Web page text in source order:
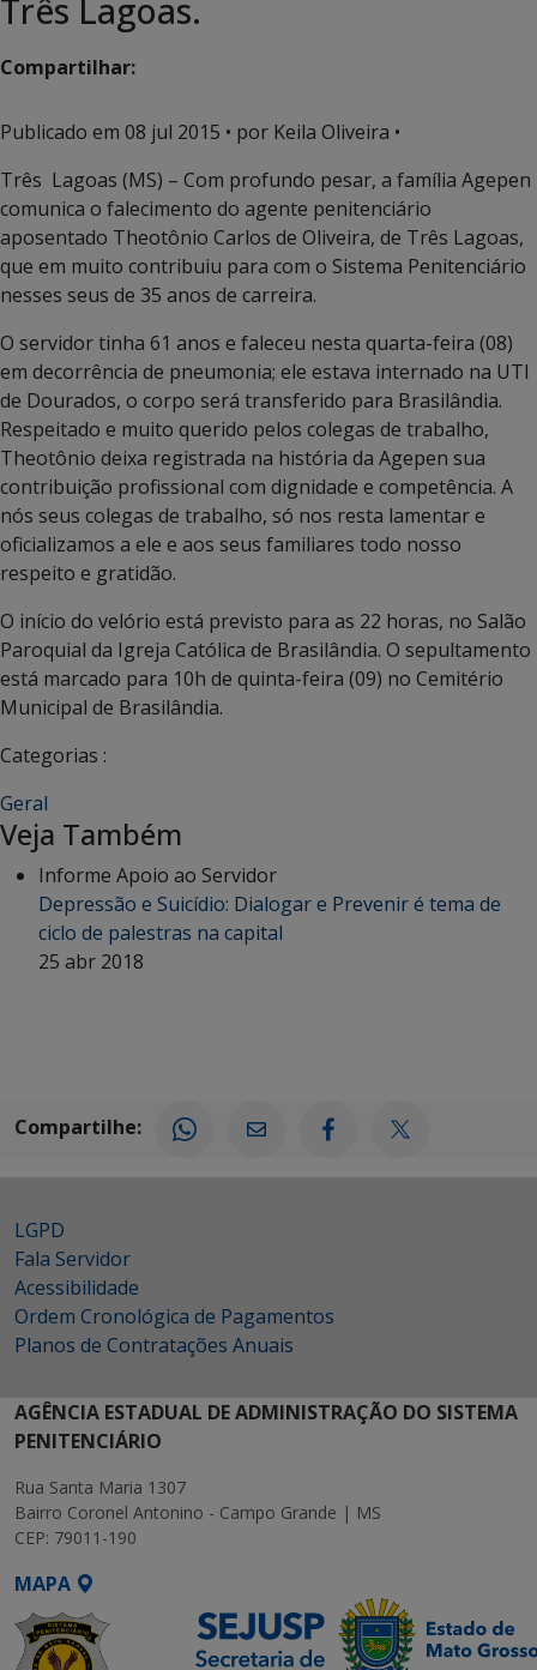
Três Lagoas.
Compartilhar:
Publicado em 08 jul 2015 • por Keila Oliveira •
Três Lagoas (MS) – Com profundo pesar, a família Agepen
comunica o falecimento do agente penitenciário
aposentado Theotônio Carlos de Oliveira, de Três Lagoas,
que em muito contribuiu para com o Sistema Penitenciário
nesses seus de 35 anos de carreira.
O servidor tinha 61 anos e faleceu nesta quarta-feira (08)
em decorrência de pneumonia; ele estava internado na UTI
de Dourados, o corpo será transferido para Brasilândia.
Respeitado e muito querido pelos colegas de trabalho,
Theotônio deixa registrada na história da Agepen sua
contribuição profissional com dignidade e competência. A
nós seus colegas de trabalho, só nos resta lamentar e
oficializamos a ele e aos seus familiares todo nosso
respeito e gratidão.
O início do velório está previsto para as 22 horas, no Salão
Paroquial da Igreja Católica de Brasilândia. O sepultamento
está marcado para 10h de quinta-feira (09) no Cemitério
Municipal de Brasilândia.
Categorias :
Geral
Veja Também
Informe Apoio ao Servidor
Depressão e Suicídio: Dialogar e Prevenir é tema de
ciclo de palestras na capital
25 abr 2018
Compartilhe:
LGPD
Fala Servidor
Acessibilidade
Ordem Cronológica de Pagamentos
Planos de Contratações Anuais
AGÊNCIA ESTADUAL DE ADMINISTRAÇÃO DO SISTEMA
PENITENCIÁRIO
Rua Santa Maria 1307
Bairro Coronel Antonino - Campo Grande | MS
CEP: 79011-190
MAPA